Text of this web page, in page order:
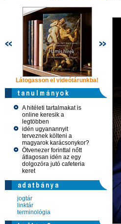
Látogasson el videótárunkba!
A hitéleti tartalmakat is
online keresik a
legtöbben
idén ugyanannyit
terveznek költeni a
magyarok karácsonykor?
Ötvenezer forinttal nőtt
átlagosan idén az egy
dolgozóra jutó cafeteria
keret
jogtár
linktár
terminológia